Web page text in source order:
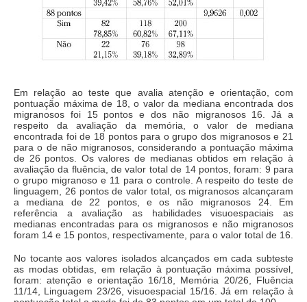
Em relação ao teste que avalia atenção e orientação, com
pontuação máxima de 18, o valor da mediana encontrada dos
migranosos foi 15 pontos e dos não migranosos 16. Já a
respeito da avaliação da memória, o valor de mediana
encontrada foi de 18 pontos para o grupo dos migranosos e 21
para o de não migranosos, considerando a pontuação máxima
de 26 pontos. Os valores de medianas obtidos em relação à
avaliação da fluência, de valor total de 14 pontos, foram: 9 para
o grupo migranoso e 11 para o controle. A respeito do teste de
linguagem, 26 pontos de valor total, os migranosos alcançaram
a mediana de 22 pontos, e os não migranosos 24. Em
referência a avaliação as habilidades visuoespaciais as
medianas encontradas para os migranosos e não migranosos
foram 14 e 15 pontos, respectivamente, para o valor total de 16.
No tocante aos valores isolados alcançados em cada subteste
as modas obtidas, em relação à pontuação máxima possível,
foram: atenção e orientação 16/18, Memória 20/26, Fluência
11/14, Linguagem 23/26, visuoespacial 15/16. Já em relação à